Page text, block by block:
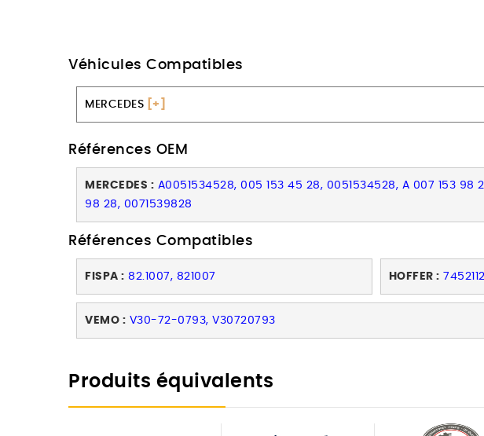
Véhicules Compatibles
MERCEDES [+]
Références OEM
MERCEDES : A0051534528, 005 153 45 28, 0051534528, A 007 153
98 28, 0071539828
Références Compatibles
FISPA : 82.1007, 821007 HOFFER : 7452112
VEMO : V30-72-0793, V30720793
Produits équivalents